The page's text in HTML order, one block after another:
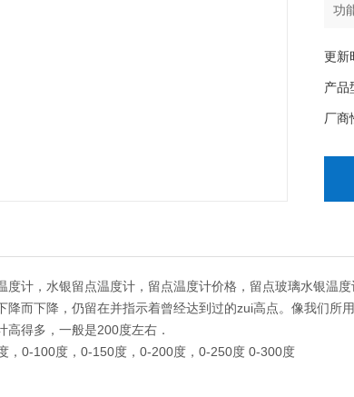
功
广
更新
产品
厂商
度计，水银留点温度计，留点温度计价格，留点玻璃水银温
降而下降，仍留在并指示着曾经达到过的zui高点。像我们所
高得多，一般是200度左右．
，0-100度，0-150度，0-200度，0-250度 0-300度